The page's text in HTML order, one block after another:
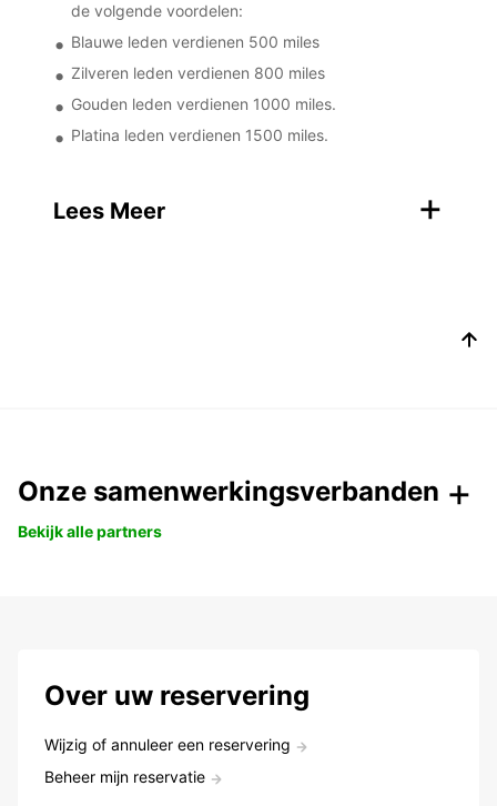
de volgende voordelen:
Blauwe leden verdienen 500 miles
Zilveren leden verdienen 800 miles
Gouden leden verdienen 1000 miles.
Platina leden verdienen 1500 miles.
Lees Meer +
Onze samenwerkingsverbanden
Bekijk alle partners
Over uw reservering
Wijzig of annuleer een reservering
Beheer mijn reservatie